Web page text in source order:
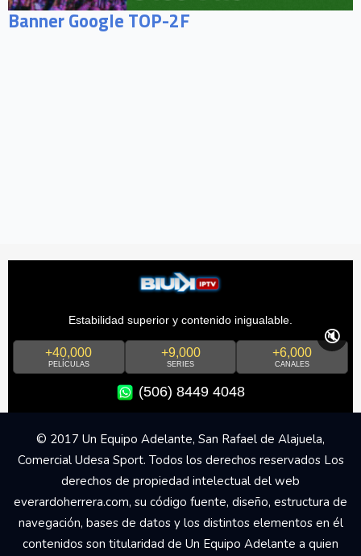
Banner Google TOP-2F
Estabilidad superior y contenido inigualable.
+40,000
PELÍCULAS
+9,000
SERIES
+6,000
CANALES
(506) 8449 4048
🔇
© 2017 Un Equipo Adelante, San Rafael de Alajuela,
Comercial Udesa Sport. Todos los derechos reservados Los
derechos de propiedad intelectual del web
everardoherrera.com, su código fuente, diseño, estructura de
navegación, bases de datos y los distintos elementos en él
contenidos son titularidad de Un Equipo Adelante a quien